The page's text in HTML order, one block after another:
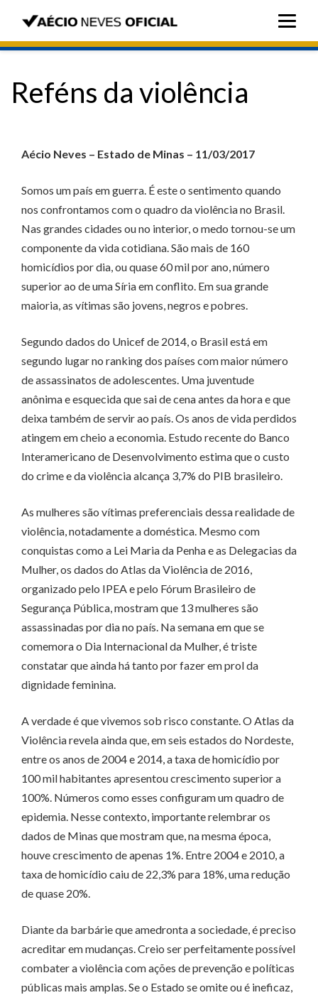
Reféns da violência
Aécio Neves – Estado de Minas – 11/03/2017
Somos um país em guerra. É este o sentimento quando
nos confrontamos com o quadro da violência no Brasil.
Nas grandes cidades ou no interior, o medo tornou-se um
componente da vida cotidiana. São mais de 160
homicídios por dia, ou quase 60 mil por ano, número
superior ao de uma Síria em conflito. Em sua grande
maioria, as vítimas são jovens, negros e pobres.
Segundo dados do Unicef de 2014, o Brasil está em
segundo lugar no ranking dos países com maior número
de assassinatos de adolescentes. Uma juventude
anônima e esquecida que sai de cena antes da hora e que
deixa também de servir ao país. Os anos de vida perdidos
atingem em cheio a economia. Estudo recente do Banco
Interamericano de Desenvolvimento estima que o custo
do crime e da violência alcança 3,7% do PIB brasileiro.
As mulheres são vítimas preferenciais dessa realidade de
violência, notadamente a doméstica. Mesmo com
conquistas como a Lei Maria da Penha e as Delegacias da
Mulher, os dados do Atlas da Violência de 2016,
organizado pelo IPEA e pelo Fórum Brasileiro de
Segurança Pública, mostram que 13 mulheres são
assassinadas por dia no país. Na semana em que se
comemora o Dia Internacional da Mulher, é triste
constatar que ainda há tanto por fazer em prol da
dignidade feminina.
A verdade é que vivemos sob risco constante. O Atlas da
Violência revela ainda que, em seis estados do Nordeste,
entre os anos de 2004 e 2014, a taxa de homicídio por
100 mil habitantes apresentou crescimento superior a
100%. Números como esses configuram um quadro de
epidemia. Nesse contexto, importante relembrar os
dados de Minas que mostram que, na mesma época,
houve crescimento de apenas 1%. Entre 2004 e 2010, a
taxa de homicídio caiu de 22,3% para 18%, uma redução
de quase 20%.
Diante da barbárie que amedronta a sociedade, é preciso
acreditar em mudanças. Creio ser perfeitamente possível
combater a violência com ações de prevenção e políticas
públicas mais amplas. Se o Estado se omite ou é ineficaz,